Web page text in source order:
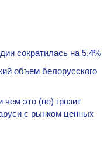
сократилась на 5,4%
объем белорусского
это (не) грозит
с рынком ценных